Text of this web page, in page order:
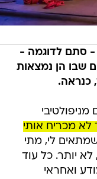
- סתם לדוגמה -
שבו הן נמצאות
כנראה.
לא מכריח אותי
לי, מתי
יותר. כל עוד
ואחראי